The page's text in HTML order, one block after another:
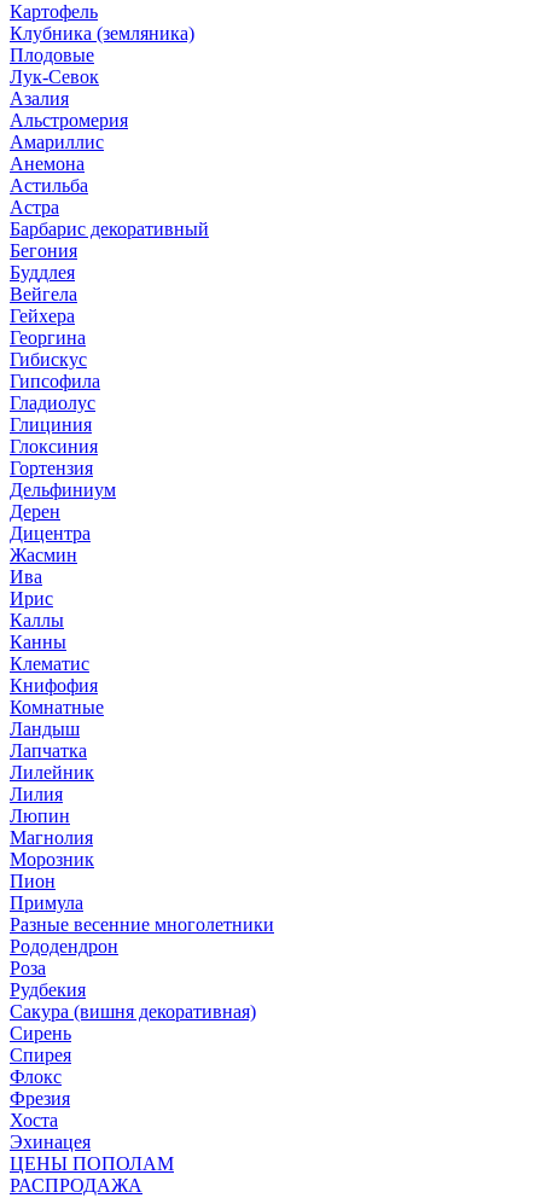
Картофель
Клубника (земляника)
Плодовые
Лук-Севок
Азалия
Альстромерия
Амариллис
Анемона
Астильба
Астра
Барбарис декоративный
Бегония
Буддлея
Вейгела
Гейхера
Георгина
Гибискус
Гипсофила
Гладиолус
Глициния
Глоксиния
Гортензия
Дельфиниум
Дерен
Дицентра
Жасмин
Ива
Ирис
Каллы
Канны
Клематис
Книфофия
Комнатные
Ландыш
Лапчатка
Лилейник
Лилия
Люпин
Магнолия
Морозник
Пион
Примула
Разные весенние многолетники
Рододендрон
Роза
Рудбекия
Сакура (вишня декоративная)
Сирень
Спирея
Флокс
Фрезия
Хоста
Эхинацея
ЦЕНЫ ПОПОЛАМ
РАСПРОДАЖА